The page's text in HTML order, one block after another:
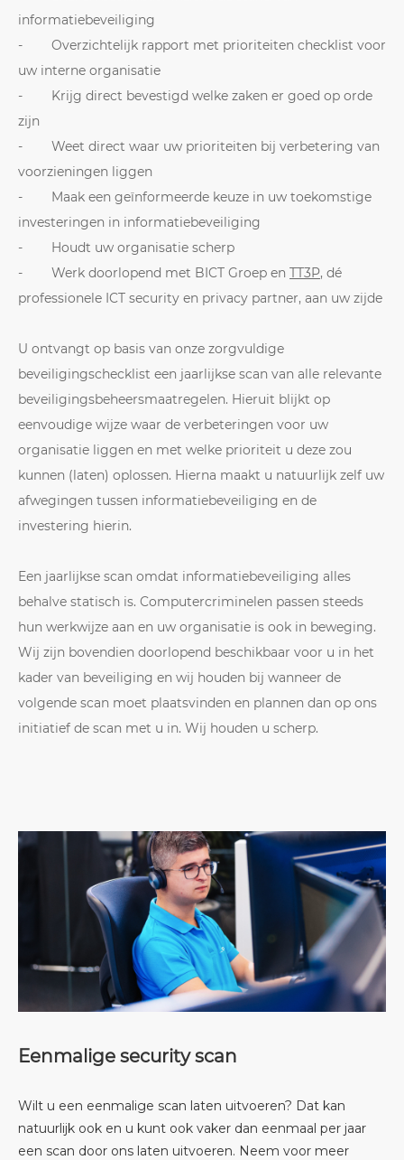
informatiebeveiliging
- Overzichtelijk rapport met prioriteiten checklist voor
uw interne organisatie
- Krijg direct bevestigd welke zaken er goed op orde
zijn
- Weet direct waar uw prioriteiten bij verbetering van
voorzieningen liggen
- Maak een geïnformeerde keuze in uw toekomstige
investeringen in informatiebeveiliging
- Houdt uw organisatie scherp
- Werk doorlopend met BICT Groep en TT3P, dé
professionele ICT security en privacy partner, aan uw zijde
U ontvangt op basis van onze zorgvuldige
beveiligingschecklist een jaarlijkse scan van alle relevante
beveiligingsbeheersmaatregelen. Hieruit blijkt op
eenvoudige wijze waar de verbeteringen voor uw
organisatie liggen en met welke prioriteit u deze zou
kunnen (laten) oplossen. Hierna maakt u natuurlijk zelf uw
afwegingen tussen informatiebeveiliging en de
investering hierin.
Een jaarlijkse scan omdat informatiebeveiliging alles
behalve statisch is. Computercriminelen passen steeds
hun werkwijze aan en uw organisatie is ook in beweging.
Wij zijn bovendien doorlopend beschikbaar voor u in het
kader van beveiliging en wij houden bij wanneer de
volgende scan moet plaatsvinden en plannen dan op ons
initiatief de scan met u in. Wij houden u scherp.
Eenmalige security scan
Wilt u een eenmalige scan laten uitvoeren? Dat kan
natuurlijk ook en u kunt ook vaker dan eenmaal per jaar
een scan door ons laten uitvoeren. Neem voor meer